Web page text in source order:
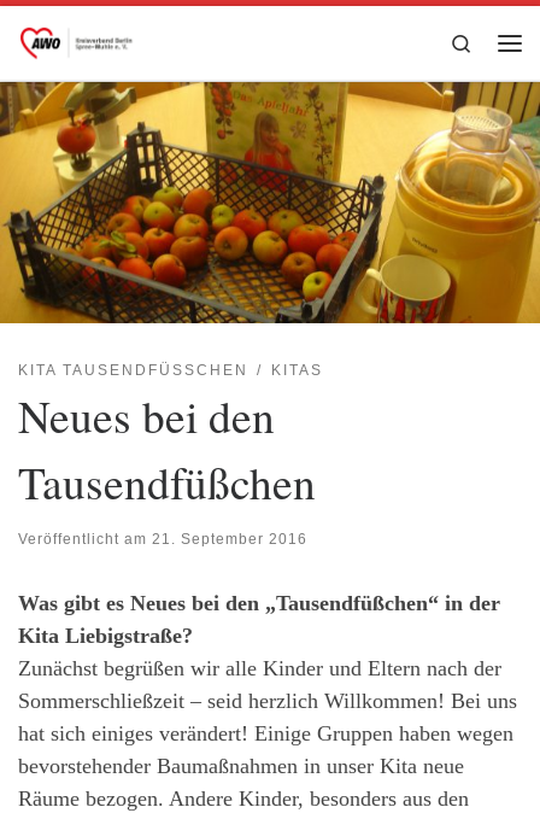
Zum Inhalt springen
Search
KITA TAUSENDFÜSSCHEN KITAS
Neues bei den
Tausendfüßchen
Veröffentlicht am 21. September 2016
Was gibt es Neues bei den „Tausendfüßchen“ in der
Kita Liebigstraße?
Zunächst begrüßen wir alle Kinder und Eltern nach der
Sommerschließzeit – seid herzlich Willkommen! Bei uns
hat sich einiges verändert! Einige Gruppen haben wegen
bevorstehender Baumaßnahmen in unser Kita neue
Räume bezogen. Andere Kinder, besonders aus den